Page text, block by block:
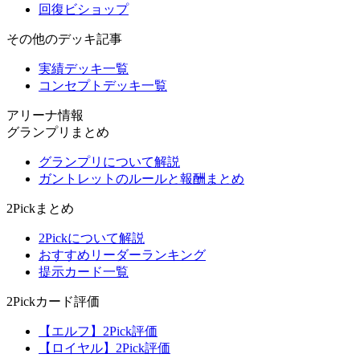
回復ビショップ
その他のデッキ記事
実績デッキ一覧
コンセプトデッキ一覧
アリーナ情報
グランプリまとめ
グランプリについて解説
ガントレットのルールと報酬まとめ
2Pickまとめ
2Pickについて解説
おすすめリーダーランキング
提示カード一覧
2Pickカード評価
【エルフ】2Pick評価
【ロイヤル】2Pick評価